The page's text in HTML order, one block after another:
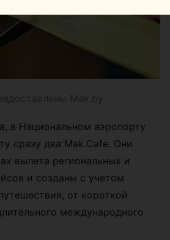
Mak.by
в Национальном аэропорту
сразу два Mak.Cafe. Они
вылета региональных и
и созданы с учетом
от короткой
международного